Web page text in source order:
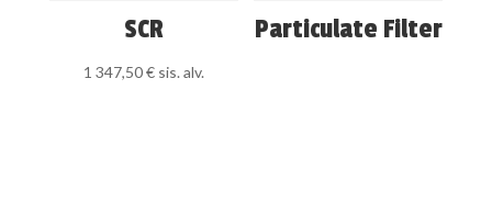
SCR
1 347,50€ sis. alv.
Particulate Filter